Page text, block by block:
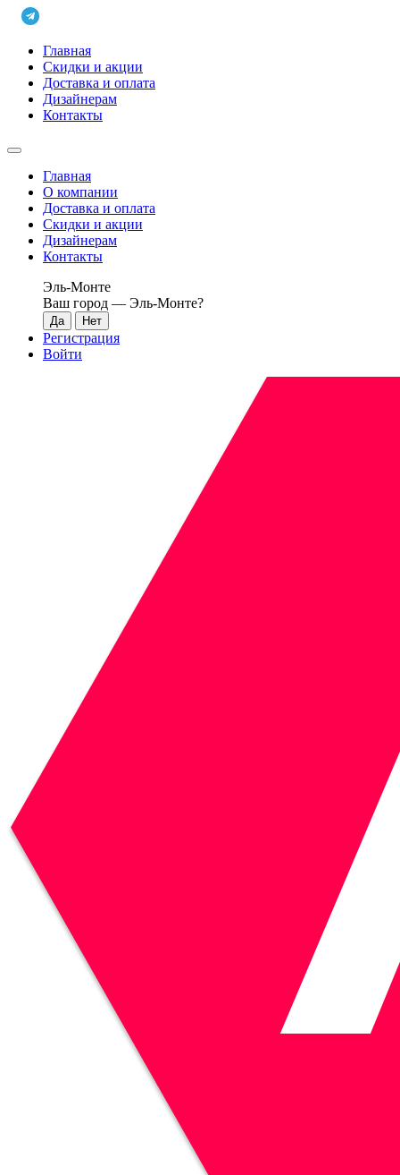
Главная
Скидки и акции
Доставка и оплата
Дизайнерам
Контакты
Главная
О компании
Доставка и оплата
Скидки и акции
Дизайнерам
Контакты
Эль-Монте
Ваш город — Эль-Монте?
Регистрация
Войти